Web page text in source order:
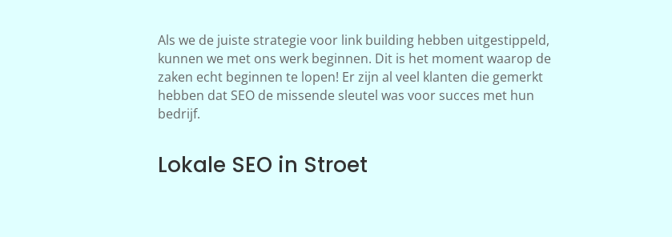
Als we de juiste strategie voor link building hebben uitgestippeld,
kunnen we met ons werk beginnen. Dit is het moment waarop de
zaken echt beginnen te lopen! Er zijn al veel klanten die gemerkt
hebben dat SEO de missende sleutel was voor succes met hun
bedrijf.
Lokale SEO in Stroet